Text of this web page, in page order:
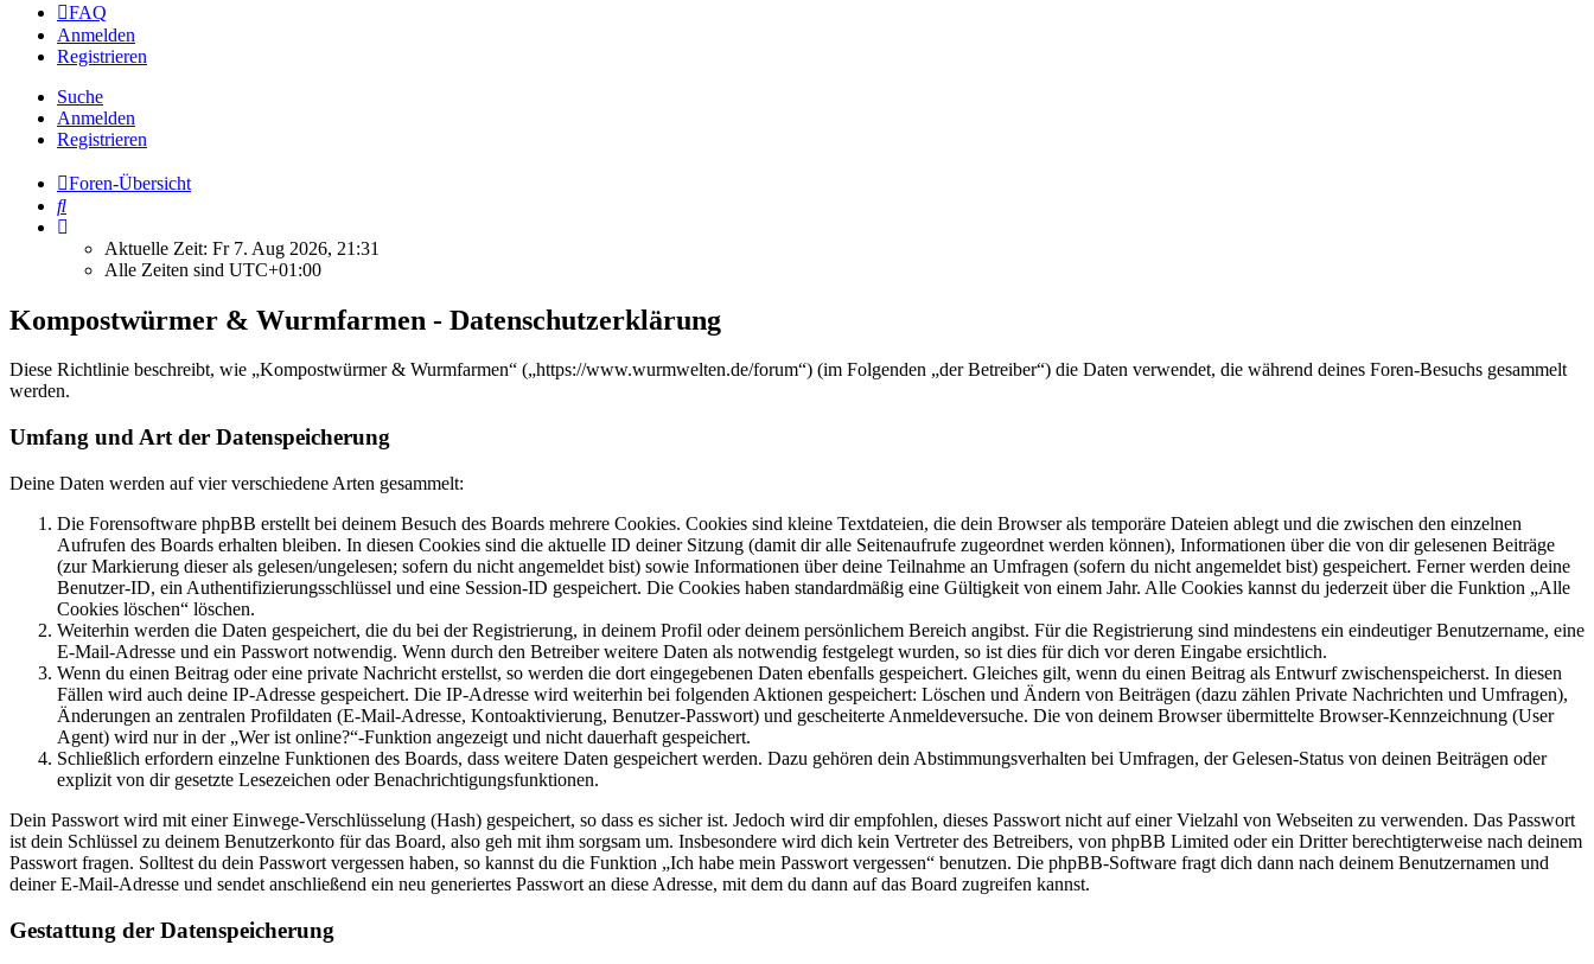
FAQ
Anmelden
Registrieren
Suche
Anmelden
Registrieren
Foren-Übersicht
Suche
Aktuelle Zeit: Fr 7. Aug 2026, 21:31
Alle Zeiten sind UTC+01:00
Kompostwürmer & Wurmfarmen - Datenschutzerklärung
Diese Richtlinie beschreibt, wie „Kompostwürmer & Wurmfarmen“ („https://www.wurmwelten.de/forum“) (im Folgenden „der Betreiber“) die Daten verwendet, die während deines Foren-Besuchs gesammelt
werden.
Umfang und Art der Datenspeicherung
Deine Daten werden auf vier verschiedene Arten gesammelt:
Die Forensoftware phpBB erstellt bei deinem Besuch des Boards mehrere Cookies. Cookies sind kleine Textdateien, die dein Browser als temporäre Dateien ablegt und die zwischen den einzelnen
Aufrufen des Boards erhalten bleiben. In diesen Cookies sind die aktuelle ID deiner Sitzung (damit dir alle Seitenaufrufe zugeordnet werden können), Informationen über die von dir gelesenen Beiträge
(zur Markierung dieser als gelesen/ungelesen; sofern du nicht angemeldet bist) sowie Informationen über deine Teilnahme an Umfragen (sofern du nicht angemeldet bist) gespeichert. Ferner werden deine
Benutzer-ID, ein Authentifizierungsschlüssel und eine Session-ID gespeichert. Die Cookies haben standardmäßig eine Gültigkeit von einem Jahr. Alle Cookies kannst du jederzeit über die Funktion „Alle
Cookies löschen“ löschen.
Weiterhin werden die Daten gespeichert, die du bei der Registrierung, in deinem Profil oder deinem persönlichem Bereich angibst. Für die Registrierung sind mindestens ein eindeutiger Benutzername, eine
E-Mail-Adresse und ein Passwort notwendig. Wenn durch den Betreiber weitere Daten als notwendig festgelegt wurden, so ist dies für dich vor deren Eingabe ersichtlich.
Wenn du einen Beitrag oder eine private Nachricht erstellst, so werden die dort eingegebenen Daten ebenfalls gespeichert. Gleiches gilt, wenn du einen Beitrag als Entwurf zwischenspeicherst. In diesen
Fällen wird auch deine IP-Adresse gespeichert. Die IP-Adresse wird weiterhin bei folgenden Aktionen gespeichert: Löschen und Ändern von Beiträgen (dazu zählen Private Nachrichten und Umfragen),
Änderungen an zentralen Profildaten (E-Mail-Adresse, Kontoaktivierung, Benutzer-Passwort) und gescheiterte Anmeldeversuche. Die von deinem Browser übermittelte Browser-Kennzeichnung (User
Agent) wird nur in der „Wer ist online?“-Funktion angezeigt und nicht dauerhaft gespeichert.
Schließlich erfordern einzelne Funktionen des Boards, dass weitere Daten gespeichert werden. Dazu gehören dein Abstimmungsverhalten bei Umfragen, der Gelesen-Status von deinen Beiträgen oder
explizit von dir gesetzte Lesezeichen oder Benachrichtigungsfunktionen.
Dein Passwort wird mit einer Einwege-Verschlüsselung (Hash) gespeichert, so dass es sicher ist. Jedoch wird dir empfohlen, dieses Passwort nicht auf einer Vielzahl von Webseiten zu verwenden. Das Passwort
ist dein Schlüssel zu deinem Benutzerkonto für das Board, also geh mit ihm sorgsam um. Insbesondere wird dich kein Vertreter des Betreibers, von phpBB Limited oder ein Dritter berechtigterweise nach deinem
Passwort fragen. Solltest du dein Passwort vergessen haben, so kannst du die Funktion „Ich habe mein Passwort vergessen“ benutzen. Die phpBB-Software fragt dich dann nach deinem Benutzernamen und
deiner E-Mail-Adresse und sendet anschließend ein neu generiertes Passwort an diese Adresse, mit dem du dann auf das Board zugreifen kannst.
Gestattung der Datenspeicherung